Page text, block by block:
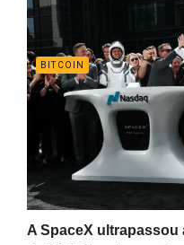
BITCOIN
A SpaceX